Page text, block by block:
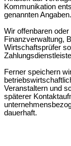
Kommunikation
genannten Angaben.
Wir offenbaren
Finanzverwaltung,
Wirtschaftsprüfer
Ferner speichern
Veranstaltern und
späterer
dauerhaft.